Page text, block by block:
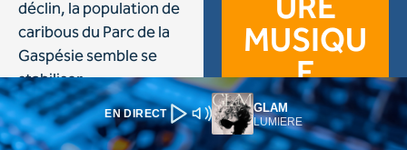
EN DIRECT GLAM
LUMIERE